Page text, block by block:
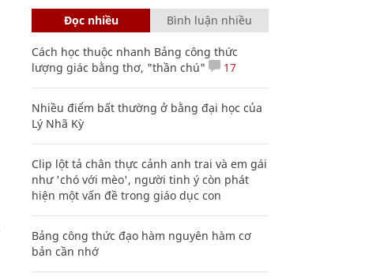
Đọc nhiều Bình luận nhiều
Cách học thuộc nhanh Bảng công thức
lượng giác bằng thơ, "thần chú"
17
Nhiều điểm bất thường ở bằng đại học của
Lý Nhã Kỳ
Clip lột tả chân thực cảnh anh trai và em gái
như 'chó với mèo', người tinh ý còn phát
hiện một vấn đề trong giáo dục con
Bảng công thức đạo hàm nguyên hàm cơ
bản cần nhớ